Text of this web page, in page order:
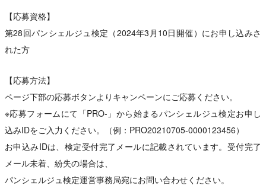
【応募資格】
第28回パンシェルジュ検定（2024年3月10日開催）にお申し込みさ
れた方
【応募方法】
ページ下部の応募ボタンよりキャンペーンにご応募ください。
※応募フォームにて「PRO-」から始まるパンシェルジュ検定お申し
込みIDをご入力ください。（例：PRO20210705-0000123456）
お申込みIDは、検定受付完了メールに記載されています。受付完了
メール未着、紛失の場合は、
パンシェルジュ検定運営事務局宛にお問い合わせください。